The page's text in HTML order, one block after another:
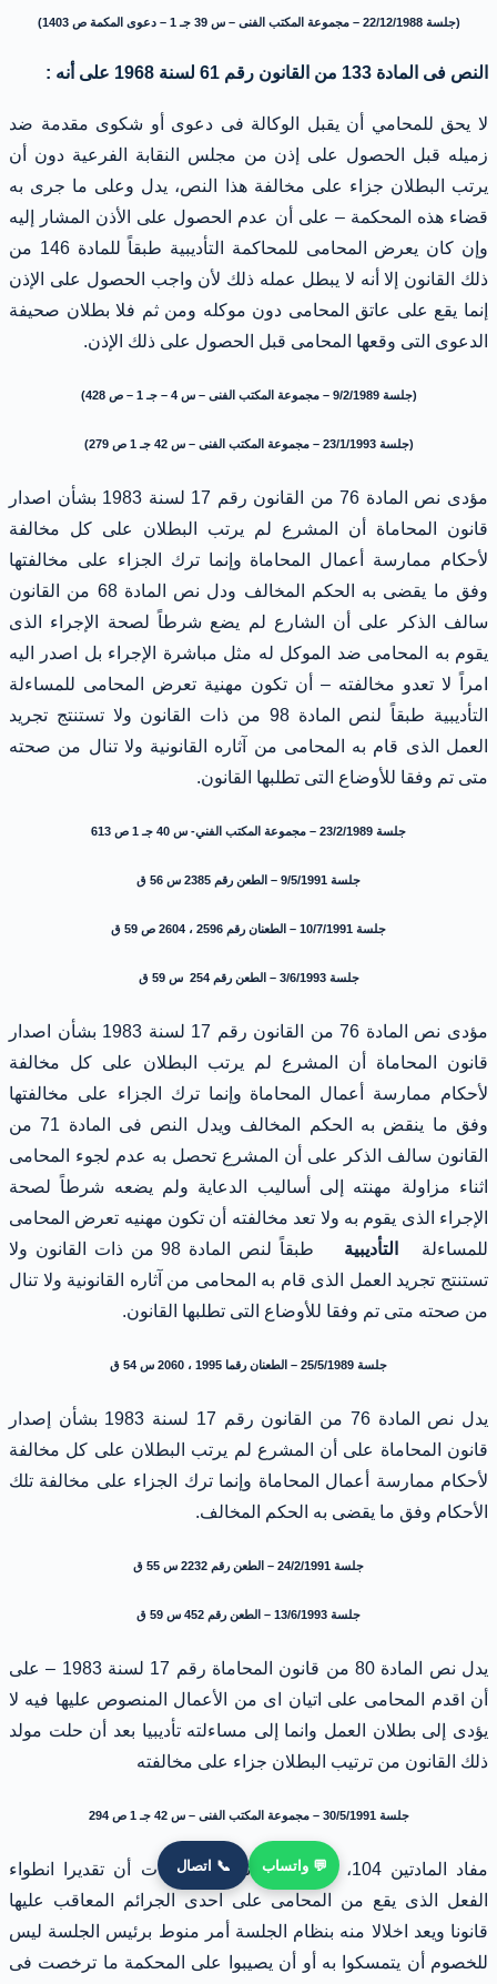
(جلسة 22/12/1988 – مجموعة المكتب الفنى – س 39 جـ 1 – دعوى المكمة ص 1403)
النص فى المادة 133 من القانون رقم 61 لسنة 1968 على أنه :
لا يحق للمحامي أن يقبل الوكالة فى دعوى أو شكوى مقدمة ضد
زميله قبل الحصول على إذن من مجلس النقابة الفرعية دون أن
يرتب البطلان جزاء على مخالفة هذا النص، يدل وعلى ما جرى به
قضاء هذه المحكمة – على أن عدم الحصول على الأذن المشار إليه
وإن كان يعرض المحامى للمحاكمة التأديبية طبقاً للمادة 146 من
ذلك القانون إلا أنه لا يبطل عمله ذلك لأن واجب الحصول على الإذن
إنما يقع على عاتق المحامى دون موكله ومن ثم فلا بطلان صحيفة
الدعوى التى وقعها المحامى قبل الحصول على ذلك الإذن.
(جلسة 9/2/1989 – مجموعة المكتب الفنى – س 4 – جـ 1 – ص 428)
(جلسة 23/1/1993 – مجموعة المكتب الفنى – س 42 جـ 1 ص 279)
مؤدى نص المادة 76 من القانون رقم 17 لسنة 1983 بشأن اصدار
قانون المحاماة أن المشرع لم يرتب البطلان على كل مخالفة
لأحكام ممارسة أعمال المحاماة وإنما ترك الجزاء على مخالفتها
وفق ما يقضى به الحكم المخالف ودل نص المادة 68 من القانون
سالف الذكر على أن الشارع لم يضع شرطاً لصحة الإجراء الذى
يقوم به المحامى ضد الموكل له مثل مباشرة الإجراء بل اصدر اليه
امراً لا تعدو مخالفته – أن تكون مهنية تعرض المحامى للمساءلة
التأديبية طبقاً لنص المادة 98 من ذات القانون ولا تستنتج تجريد
العمل الذى قام به المحامى من آثاره القانونية ولا تنال من صحته
متى تم وفقا للأوضاع التى تطلبها القانون.
جلسة 23/2/1989 – مجموعة المكتب الفني- س 40 جـ 1 ص 613
جلسة 9/5/1991 – الطعن رقم 2385 س 56 ق
جلسة 10/7/1991 – الطعنان رقم 2596 ، 2604 ص 59 ق
جلسة 3/6/1993 – الطعن رقم 254 س 59 ق
مؤدى نص المادة 76 من القانون رقم 17 لسنة 1983 بشأن اصدار
قانون المحاماة أن المشرع لم يرتب البطلان على كل مخالفة
لأحكام ممارسة أعمال المحاماة وإنما ترك الجزاء على مخالفتها
وفق ما ينقض به الحكم المخالف ويدل النص فى المادة 71 من
القانون سالف الذكر على أن المشرع تحصل به عدم لجوء المحامى
اثناء مزاولة مهنته إلى أساليب الدعاية ولم يضعه شرطاً لصحة
الإجراء الذى يقوم به ولا تعد مخالفته أن تكون مهنيه تعرض المحامى
للمساءلة
التأديبية
طبقاً لنص المادة 98 من ذات القانون ولا
تستنتج تجريد العمل الذى قام به المحامى من آثاره القانونية ولا تنال
من صحته متى تم وفقا للأوضاع التى تطلبها القانون.
جلسة 25/5/1989 – الطعنان رقما 1995 ، 2060 س 54 ق
يدل نص المادة 76 من القانون رقم 17 لسنة 1983 بشأن إصدار
قانون المحاماة على أن المشرع لم يرتب البطلان على كل مخالفة
لأحكام ممارسة أعمال المحاماة وإنما ترك الجزاء على مخالفة تلك
الأحكام وفق ما يقضى به الحكم المخالف.
جلسة 24/2/1991 – الطعن رقم 2232 س 55 ق
جلسة 13/6/1993 – الطعن رقم 452 س 59 ق
يدل نص المادة 80 من قانون المحاماة رقم 17 لسنة 1983 – على
أن اقدم المحامى على اتيان اى من الأعمال المنصوص عليها فيه لا
يؤدى إلى بطلان العمل وانما إلى مساءلته تأديبيا بعد أن حلت مولد
ذلك القانون من ترتيب البطلان جزاء على مخالفته
جلسة 30/5/1991 – مجموعة المكتب الفنى – س 42 جـ 1 ص 294
مفاد المادتين 104، 106 من قانون المرافعات أن تقديرا انطواء
الفعل الذى يقع من المحامى على احدى الجرائم المعاقب عليها
قانونا ويعد اخلالا منه بنظام الجلسة أمر منوط برئيس الجلسة ليس
للخصوم أن يتمسكوا به أو أن يصيبوا على المحكمة ما ترخصت فى
💬 واتساب 📞 اتصال